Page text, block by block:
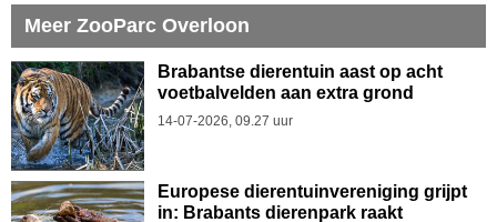
Meer ZooParc Overloon
Brabantse dierentuin aast op acht
voetbalvelden aan extra grond
14-07-2026, 09.27 uur
Europese dierentuinvereniging grijpt
in: Brabants dierenpark raakt